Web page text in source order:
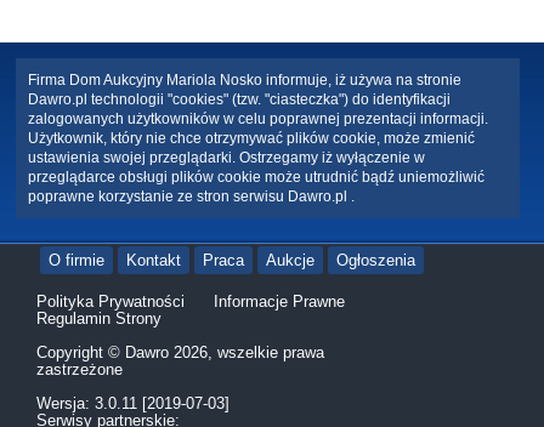
Firma Dom Aukcyjny Mariola Nosko informuje, iż używa na stronie
Dawro.pl technologii "cookies" (tzw. "ciasteczka") do identyfikacji
zalogowanych użytkowników w celu poprawnej prezentacji informacji.
Użytkownik, który nie chce otrzymywać plików cookie, może zmienić
ustawienia swojej przeglądarki. Ostrzegamy iż wyłączenie w
przeglądarce obsługi plików cookie może utrudnić bądź uniemożliwić
poprawne korzystanie ze stron serwisu Dawro.pl .
O firmie Kontakt Praca Aukcje Ogłoszenia
Polityka Prywatności
Informacje Prawne
Regulamin Strony
Copyright © Dawro 2026, wszelkie prawa
zastrzeżone
Wersja: 3.0.11 [2019-07-03]
Serwisy partnerskie: